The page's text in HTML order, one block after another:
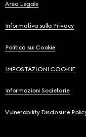
Area Legale
Informativa sulla Privacy
Politica sui Cookie
IMPOSTAZIONI COOKIE
Informazioni Societarie
Vulnerability Disclosure